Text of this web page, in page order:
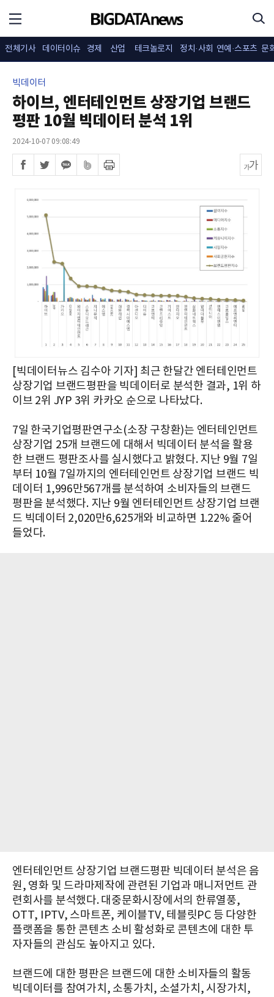
전체기사 데이터이슈 경제 산업 테크놀로지 정치·사회 연예·스포츠 문
빅데이터
하이브, 엔터테인먼트 상장기업 브랜드
평판 10월 빅데이터 분석 1위
2024-10-07 09:08:49
[빅데이터뉴스 김수아 기자] 최근 한달간 엔터테인먼트
상장기업 브랜드평판을 빅데이터로 분석한 결과, 1위 하
이브 2위 JYP 3위 카카오 순으로 나타났다.
7일 한국기업평판연구소(소장 구창환)는 엔터테인먼트
상장기업 25개 브랜드에 대해서 빅데이터 분석을 활용
한 브랜드 평판조사를 실시했다고 밝혔다. 지난 9월 7일
부터 10월 7일까지의 엔터테인먼트 상장기업 브랜드 빅
데이터 1,996만567개를 분석하여 소비자들의 브랜드
평판을 분석했다. 지난 9월 엔터테인먼트 상장기업 브랜
드 빅데이터 2,020만6,625개와 비교하면 1.22% 줄어
들었다.
엔터테인먼트 상장기업 브랜드평판 빅데이터 분석은 음
원, 영화 및 드라마제작에 관련된 기업과 매니저먼트 관
련회사를 분석했다. 대중문화시장에서의 한류열풍,
OTT, IPTV, 스마트폰, 케이블TV, 테블릿PC 등 다양한
플랫폼을 통한 콘텐츠 소비 활성화로 콘텐츠에 대한 투
자자들의 관심도 높아지고 있다.
브랜드에 대한 평판은 브랜드에 대한 소비자들의 활동
빅데이터를 참여가치, 소통가치, 소셜가치, 시장가치,